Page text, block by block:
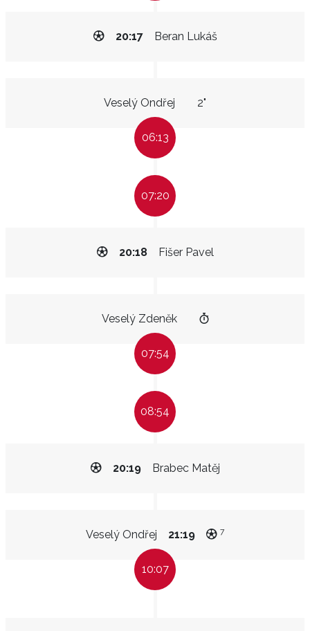
Beran Lukáš
20:17
Veselý Ondřej 2"
06:13
07:20
Fišer Pavel
20:18
Veselý Zdeněk
07:54
08:54
Brabec Matěj
20:19
Veselý Ondřej 21:19 7
10:07